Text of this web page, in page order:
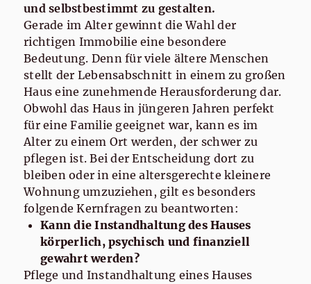
und selbstbestimmt zu gestalten.
Gerade im Alter gewinnt die Wahl der
richtigen Immobilie eine besondere
Bedeutung. Denn für viele ältere Menschen
stellt der Lebensabschnitt in einem zu großen
Haus eine zunehmende Herausforderung dar.
Obwohl das Haus in jüngeren Jahren perfekt
für eine Familie geeignet war, kann es im
Alter zu einem Ort werden, der schwer zu
pflegen ist. Bei der Entscheidung dort zu
bleiben oder in eine altersgerechte kleinere
Wohnung umzuziehen, gilt es besonders
folgende Kernfragen zu beantworten:
Kann die Instandhaltung des Hauses
körperlich, psychisch und finanziell
gewahrt werden?
Pflege und Instandhaltung eines Hauses